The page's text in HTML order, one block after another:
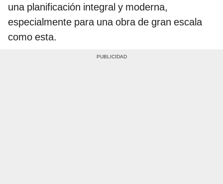
una planificación integral y moderna,
especialmente para una obra de gran escala
como esta.